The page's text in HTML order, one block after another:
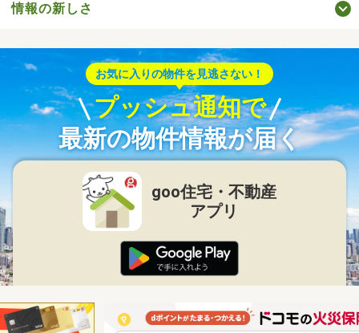
情報の新しさ
お気に入りの物件を見逃さない！
プッシュ通知で
最新の物件情報が届く
goo住宅・不動産
アプリ